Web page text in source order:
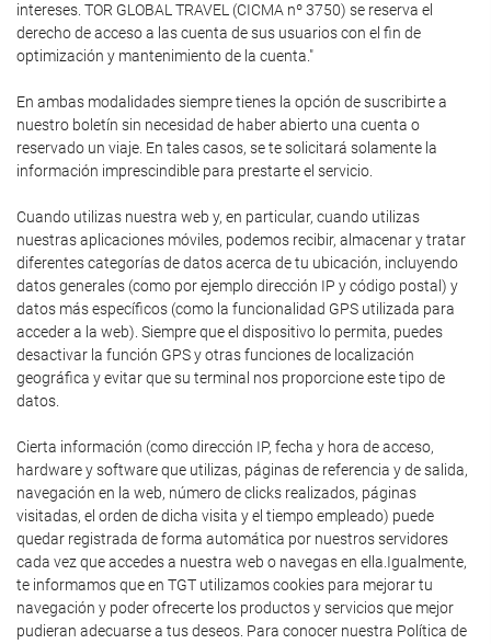
intereses. TOR GLOBAL TRAVEL (CICMA nº 3750) se reserva el
derecho de acceso a las cuenta de sus usuarios con el fin de
optimización y mantenimiento de la cuenta."
En ambas modalidades siempre tienes la opción de suscribirte a
nuestro boletín sin necesidad de haber abierto una cuenta o
reservado un viaje. En tales casos, se te solicitará solamente la
información imprescindible para prestarte el servicio.
Cuando utilizas nuestra web y, en particular, cuando utilizas
nuestras aplicaciones móviles, podemos recibir, almacenar y tratar
diferentes categorías de datos acerca de tu ubicación, incluyendo
datos generales (como por ejemplo dirección IP y código postal) y
datos más específicos (como la funcionalidad GPS utilizada para
acceder a la web). Siempre que el dispositivo lo permita, puedes
desactivar la función GPS y otras funciones de localización
geográfica y evitar que su terminal nos proporcione este tipo de
datos.
Cierta información (como dirección IP, fecha y hora de acceso,
hardware y software que utilizas, páginas de referencia y de salida,
navegación en la web, número de clicks realizados, páginas
visitadas, el orden de dicha visita y el tiempo empleado) puede
quedar registrada de forma automática por nuestros servidores
cada vez que accedes a nuestra web o navegas en ella.Igualmente,
te informamos que en TGT utilizamos cookies para mejorar tu
navegación y poder ofrecerte los productos y servicios que mejor
pudieran adecuarse a tus deseos. Para conocer nuestra Política de